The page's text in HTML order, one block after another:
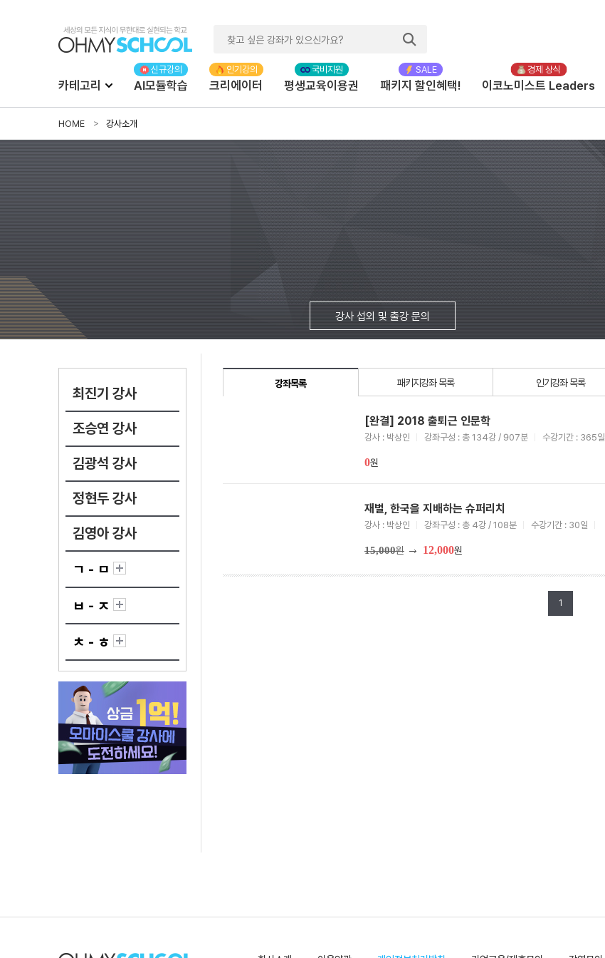
카테고리 AI모듈학습 크리에이터 평생교육이용권 패키지 할인혜택! 이코노미스트 Leaders
HOME 강사소개
강사 섭외 및 출강 문의
최진기 강사
조승연 강사
김광석 강사
정현두 강사
김영아 강사
ㄱ - ㅁ
ㅂ - ㅈ
ㅊ - ㅎ
강좌목록 패키지강좌 목록 인기강좌 목록
[완결] 2018 출퇴근 인문학
강사 : 박상인 강좌구성 : 총 134강 / 907분 수강기간 : 365일
0원
재벌, 한국을 지배하는 슈퍼리치
강사 : 박상인 강좌구성 : 총 4강 / 108분 수강기간 : 30일
15,000원 12,000원
1